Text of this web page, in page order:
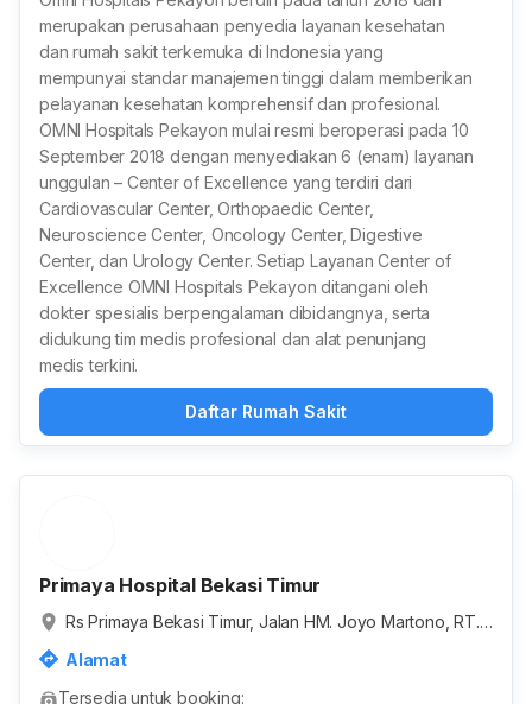
merupakan perusahaan penyedia layanan kesehatan
dan rumah sakit terkemuka di Indonesia yang
mempunyai standar manajemen tinggi dalam memberikan
pelayanan kesehatan komprehensif dan profesional.
OMNI Hospitals Pekayon mulai resmi beroperasi pada 10
September 2018 dengan menyediakan 6 (enam) layanan
unggulan – Center of Excellence yang terdiri dari
Cardiovascular Center, Orthopaedic Center,
Neuroscience Center, Oncology Center, Digestive
Center, dan Urology Center. Setiap Layanan Center of
Excellence OMNI Hospitals Pekayon ditangani oleh
dokter spesialis berpengalaman dibidangnya, serta
didukung tim medis profesional dan alat penunjang
medis terkini.
Daftar Rumah Sakit
Primaya Hospital Bekasi Timur
Rs Primaya Bekasi Timur, Jalan HM. Joyo Martono, RT.0
Alamat
Tersedia untuk booking: